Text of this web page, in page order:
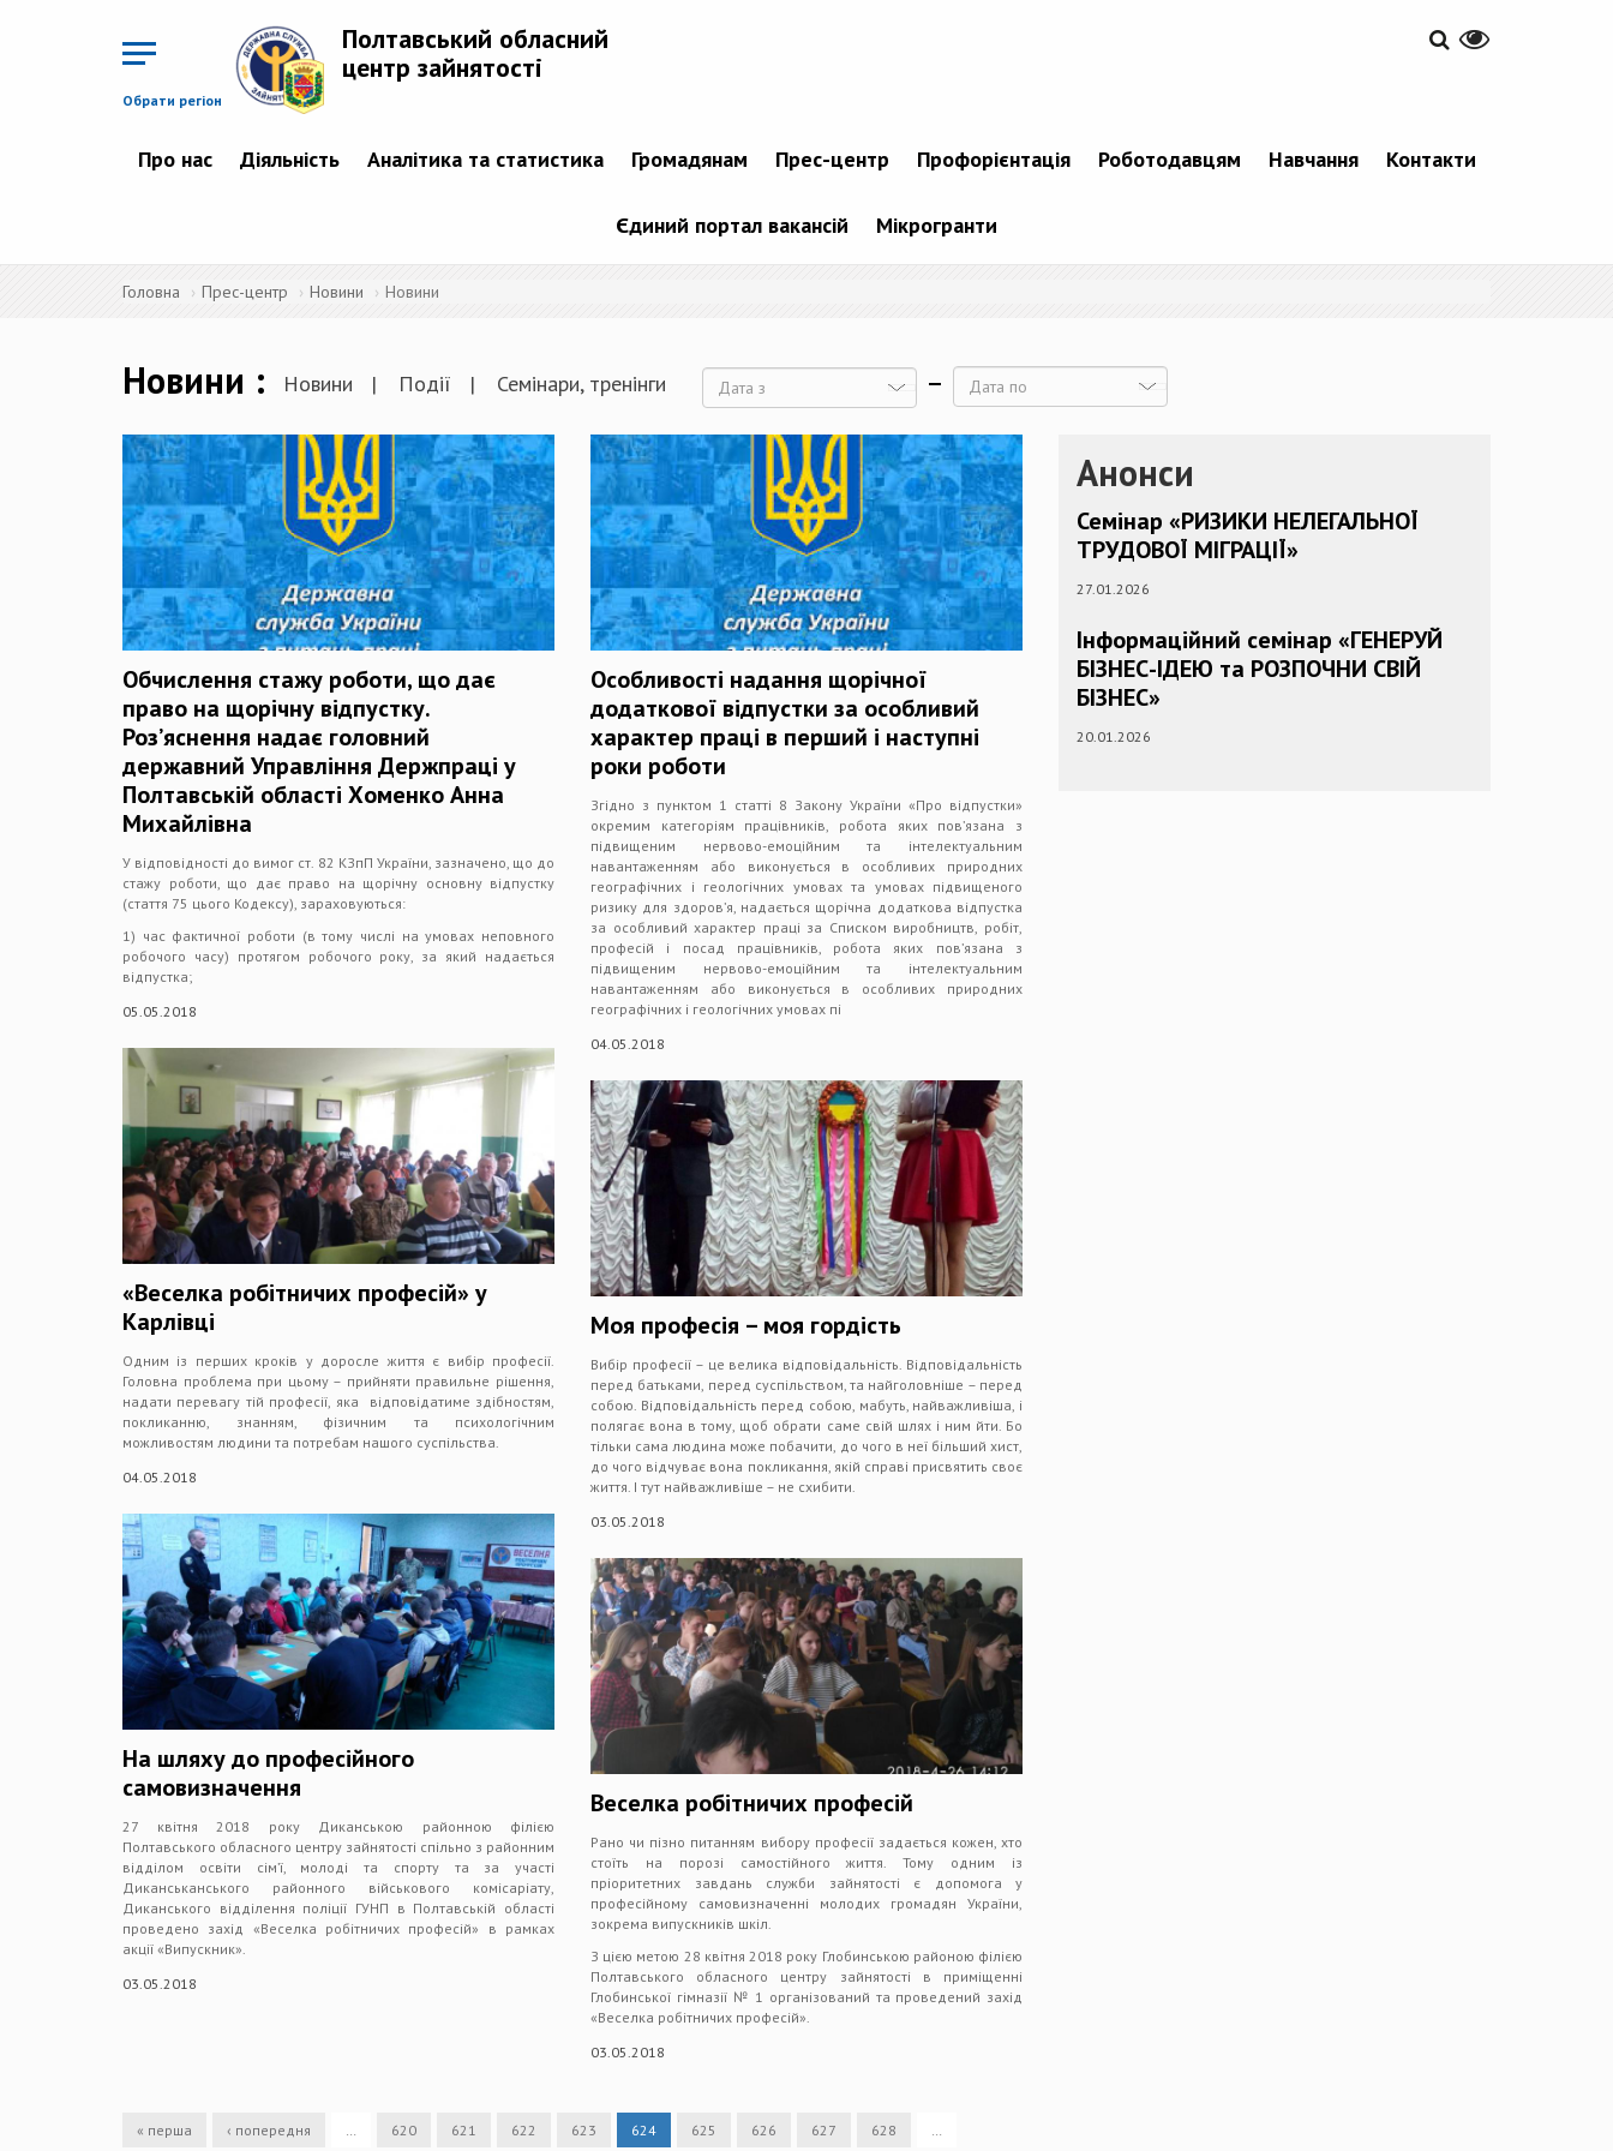
Обрати регіон
Полтавський обласний
центр зайнятості
Про нас Діяльність Аналітика та статистика Громадянам Прес-центр Профорієнтація Роботодавцям Навчання Контакти
Єдиний портал вакансій Мікрогранти
Головна Прес-центр Новини Новини
Новини Новини Події Семінари, тренінги
Обчислення стажу роботи, що дає
право на щорічну відпустку.
Роз’яснення надає головний
державний Управління Держпраці у
Полтавській області Хоменко Анна
Михайлівна
У відповідності до вимог ст. 82 КЗпП України, зазначено, що до
стажу роботи, що дає право на щорічну основну відпустку
(стаття 75 цього Кодексу), зараховуються:
1) час фактичної роботи (в тому числі на умовах неповного
робочого часу) протягом робочого року, за який надається
відпустка;
05.05.2018
«Веселка робітничих професій» у
Карлівці
Одним із перших кроків у доросле життя є вибір професії.
Головна проблема при цьому – прийняти правильне рішення,
надати перевагу тій професії, яка відповідатиме здібностям,
покликанню, знанням, фізичним та психологічним
можливостям людини та потребам нашого суспільства.
04.05.2018
На шляху до професійного
самовизначення
27 квітня 2018 року Диканською районною філією
Полтавського обласного центру зайнятості спільно з районним
відділом освіти сім’ї, молоді та спорту та за участі
Диканськанського районного військового комісаріату,
Диканського відділення поліції ГУНП в Полтавській області
проведено захід «Веселка робітничих професій» в рамках
акції «Випускник».
03.05.2018
Особливості надання щорічної
додаткової відпустки за особливий
характер праці в перший і наступні
роки роботи
Згідно з пунктом 1 статті 8 Закону України «Про відпустки»
окремим категоріям працівників, робота яких пов’язана з
підвищеним нервово-емоційним та інтелектуальним
навантаженням або виконується в особливих природних
географічних і геологічних умовах та умовах підвищеного
ризику для здоров’я, надається щорічна додаткова відпустка
за особливий характер праці за Списком виробництв, робіт,
професій і посад працівників, робота яких пов’язана з
підвищеним нервово-емоційним та інтелектуальним
навантаженням або виконується в особливих природних
географічних і геологічних умовах пі
04.05.2018
Моя професія – моя гордість
Вибір професії – це велика відповідальність. Відповідальність
перед батьками, перед суспільством, та найголовніше – перед
собою. Відповідальність перед собою, мабуть, найважливіша, і
полягає вона в тому, щоб обрати саме свій шлях і ним йти. Бо
тільки сама людина може побачити, до чого в неї більший хист,
до чого відчуває вона покликання, якій справі присвятить своє
життя. І тут найважливіше – не схибити.
03.05.2018
Веселка робітничих професій
Рано чи пізно питанням вибору професії задається кожен, хто
стоїть на порозі самостійного життя. Тому одним із
пріоритетних завдань служби зайнятості є допомога у
професійному самовизначенні молодих громадян України,
зокрема випускників шкіл.
З цією метою 28 квітня 2018 року Глобинською районою філією
Полтавського обласного центру зайнятості в приміщенні
Глобинської гімназії № 1 організований та проведений захід
«Веселка робітничих професій».
03.05.2018
« перша ‹ попередня … 620 621 622 623 624 625 626 627 628 …
Анонси
Семінар «РИЗИКИ НЕЛЕГАЛЬНОЇ
ТРУДОВОЇ МІГРАЦІЇ»
27.01.2026
Інформаційний семінар «ГЕНЕРУЙ
БІЗНЕС-ІДЕЮ та РОЗПОЧНИ СВІЙ
БІЗНЕС»
20.01.2026